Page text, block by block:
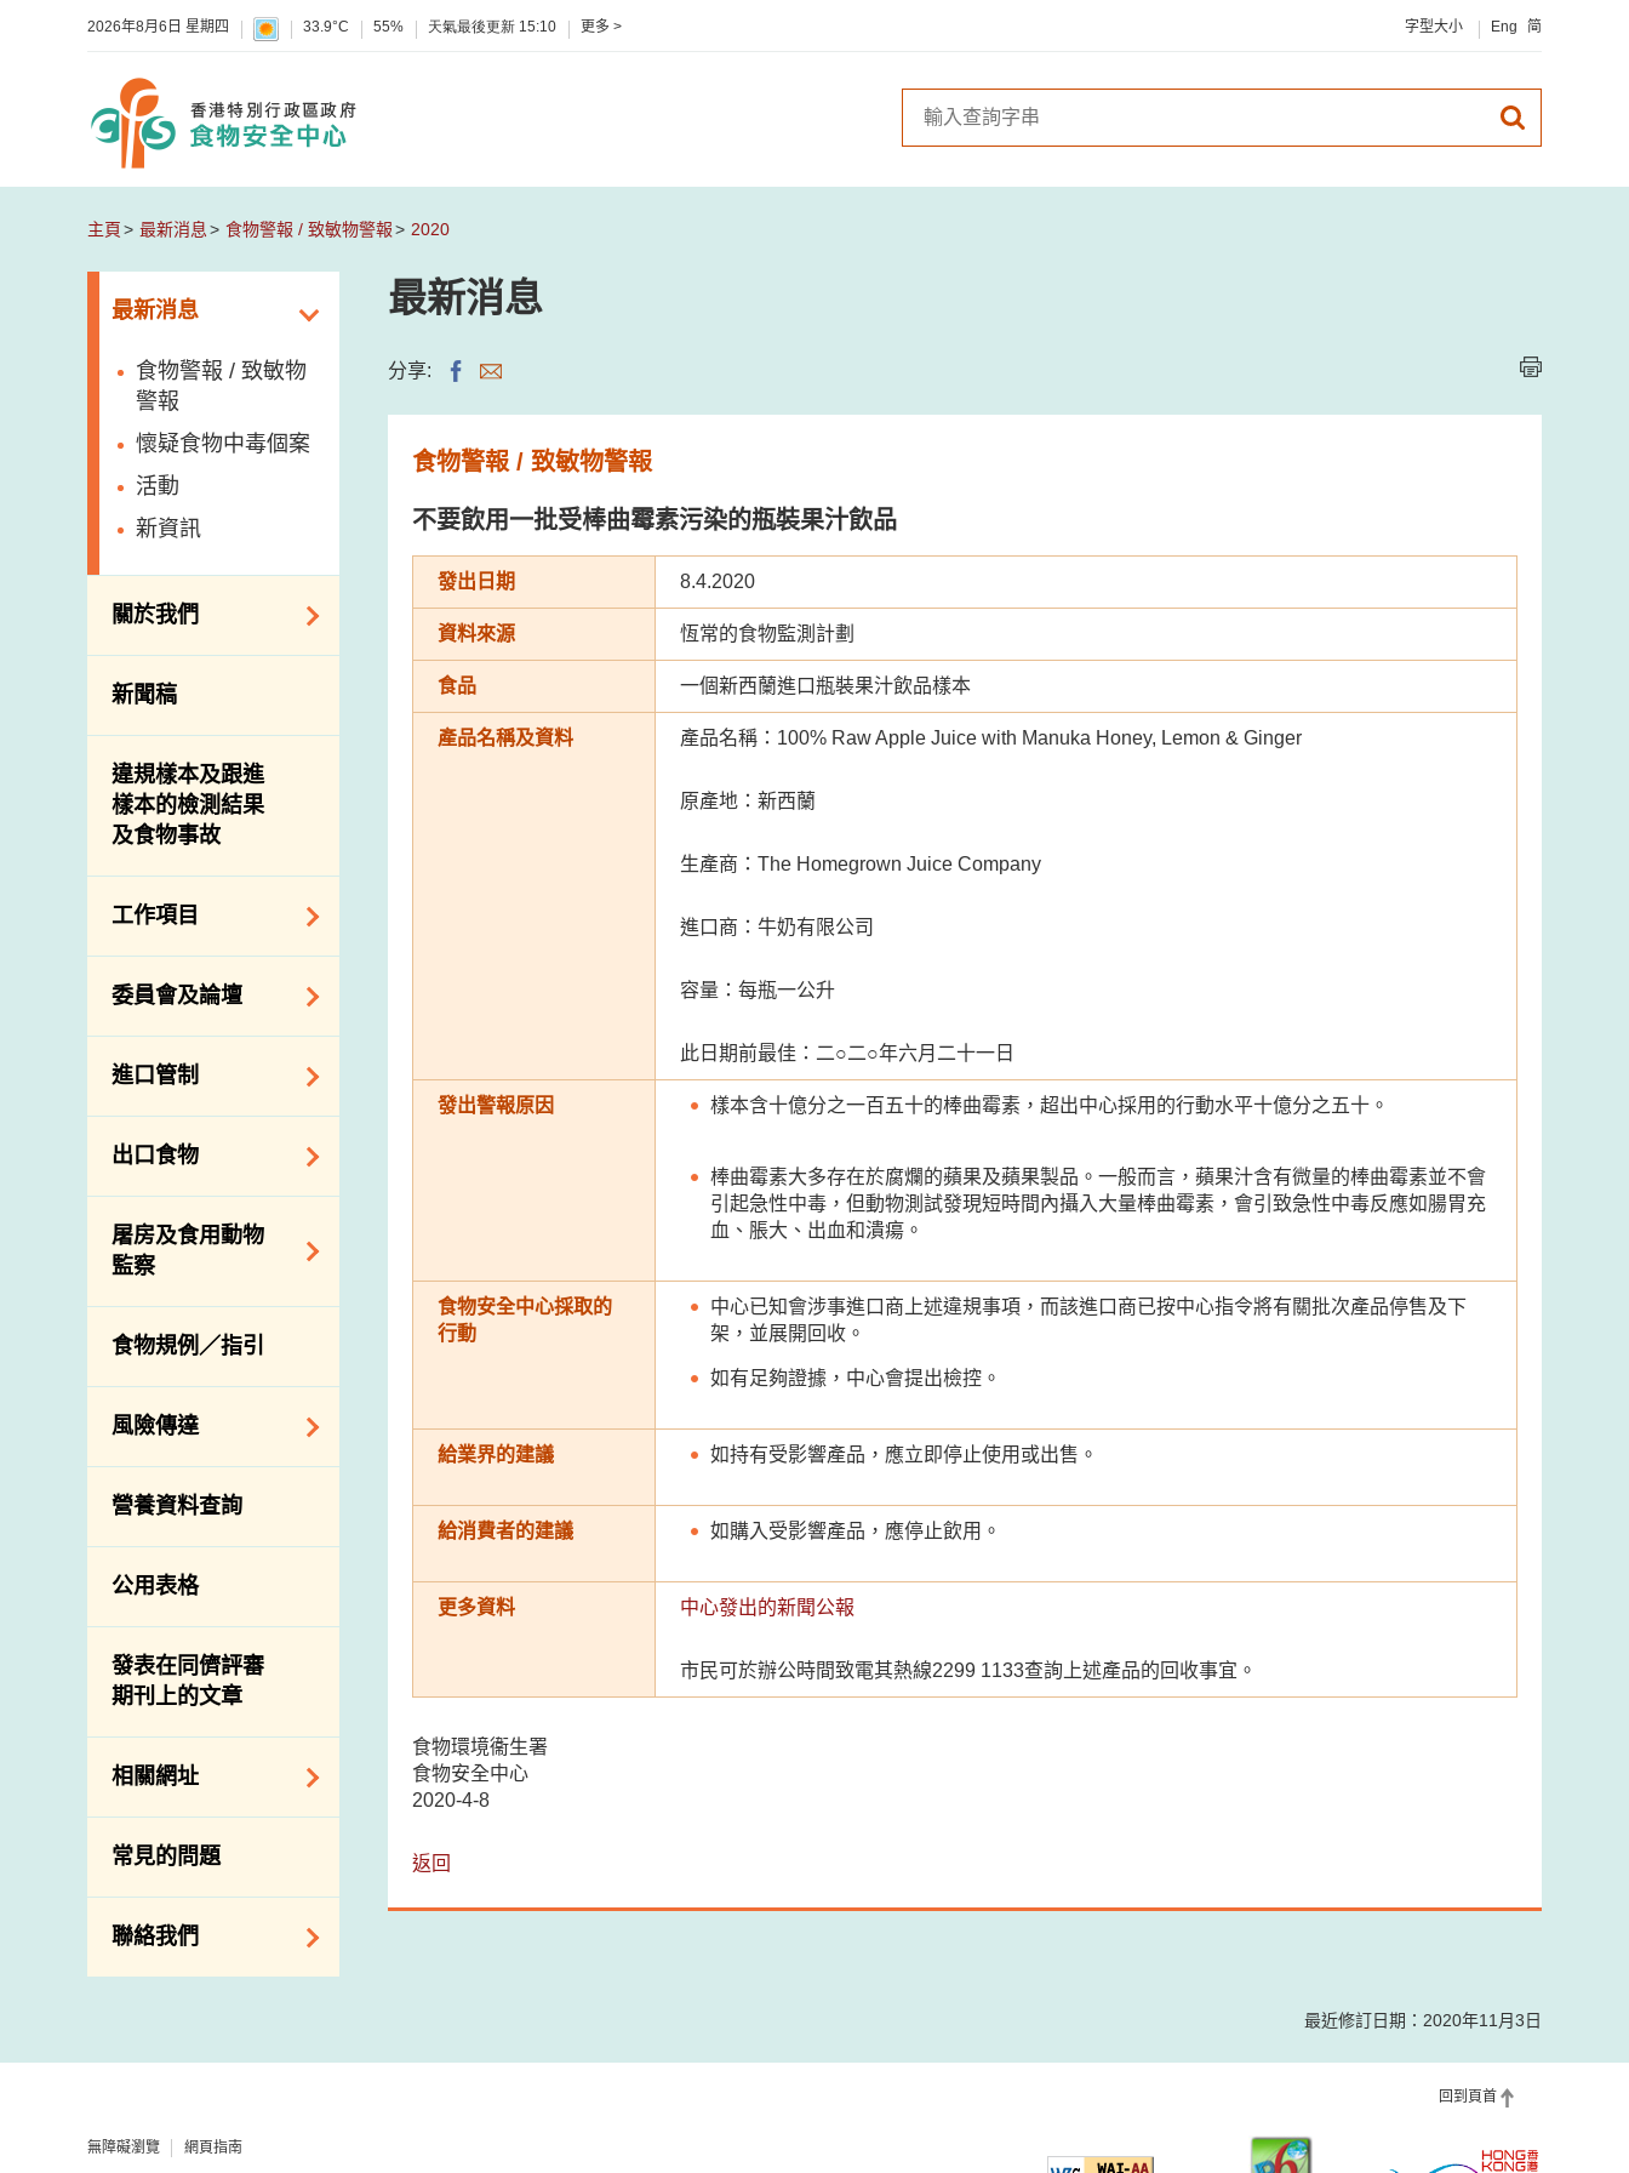
2026年8月6日 星期四 33.9°C 55% 天氣最後更新 15:10 更多 > 字型大小 Eng 简
主頁 最新消息 食物警報 / 致敏物警報 2020
最新消息
食物警報 / 致敏物
警報
懷疑食物中毒個案
活動
新資訊
關於我們
組織結構
介紹短片
新聞稿
違規樣本及跟進
樣本的檢測結果
及食物事故
工作項目
降低膳食中的鈉和
糖
食物安全重點控制
系統
基因改造食物
資料
食物安全之風險評
估
食物事故應變及管
理
食物消費量調查
總膳食研究
有機食物
高風險食物
抗菌素耐藥性
委員會及論壇
食物安全專家委員
會
消費者聯繫小組
進口管制
食物進口商和食物
分銷商登記制度
絡內地有關當局
進口食物管制
口檢驗
出口食物
出口驗證
出口食物往內地
出口商及業界的消
息
屠房及食用動物
監察
規管農業化學物及
獸醫藥物在食用動
物上的使用
屠房及疾病監測
宰前檢驗
宰後檢驗
結果
屠房及肉類檢驗
食物規例／指引
風險傳達
主題項目
項目及活動
資訊平台
下載
公開比賽
營養資料查詢
公用表格
發表在同儕評審
期刊上的文章
相關網址
相關政府部門／機
構
常見的問題
聯絡我們
地址及電話
郵件貼上足夠郵資
最新消息
分享:
食物警報 / 致敏物警報
不要飲用一批受棒曲霉素污染的瓶裝果汁飲品
發出日期 8.4.2020
資料來源 恆常的食物監測計劃
食品 一個新西蘭進口瓶裝果汁飲品樣本
產品名稱及資料 產品名稱：100% Raw Apple Juice with Manuka Honey, Lemon & Ginger
原產地：新西蘭
生產商：The Homegrown Juice Company
進口商：牛奶有限公司
容量：每瓶一公升
此日期前最佳：二○二○年六月二十一日
發出警報原因 樣本含十億分之一百五十的棒曲霉素，超出中心採用的行動水平十億分之五十。
棒曲霉素大多存在於腐爛的蘋果及蘋果製品。一般而言，蘋果汁含有微量的棒曲霉素並不會
引起急性中毒，但動物測試發現短時間內攝入大量棒曲霉素，會引致急性中毒反應如腸胃充
血、脹大、出血和潰瘍。
食物安全中心採取的
行動
中心已知會涉事進口商上述違規事項，而該進口商已按中心指令將有關批次產品停售及下
架，並展開回收。
如有足夠證據，中心會提出檢控。
給業界的建議 如持有受影響產品，應立即停止使用或出售。
給消費者的建議 如購入受影響產品，應停止飲用。
更多資料 中心發出的新聞公報
市民可於辦公時間致電其熱線2299 1133查詢上述產品的回收事宜。
食物環境衞生署
食物安全中心
2020-4-8
返回
最近修訂日期：2020年11月3日
回到頁首
無障礙瀏覽 網頁指南